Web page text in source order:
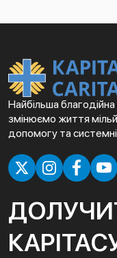
Найбільша
змінюємо життя
допомогу та системні